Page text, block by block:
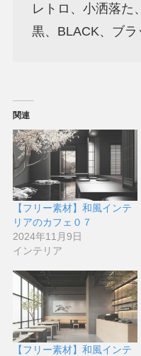
レトロ、小洒落た
黒、BLACK、ブ
関連
【フリー素材】和風インテ
リアのカフェ０７
2024年11月9日
インテリア
【フリー素材】和風インテ